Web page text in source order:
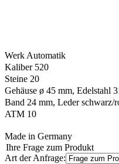
Werk Automatik
Kaliber 520
Steine 20
Gehäuse ø 45 mm, Edelstahl
Band 24 mm, Leder schwarz/
ATM 10
Made in Germany
Ihre Frage zum Produkt
Art der Anfrage: